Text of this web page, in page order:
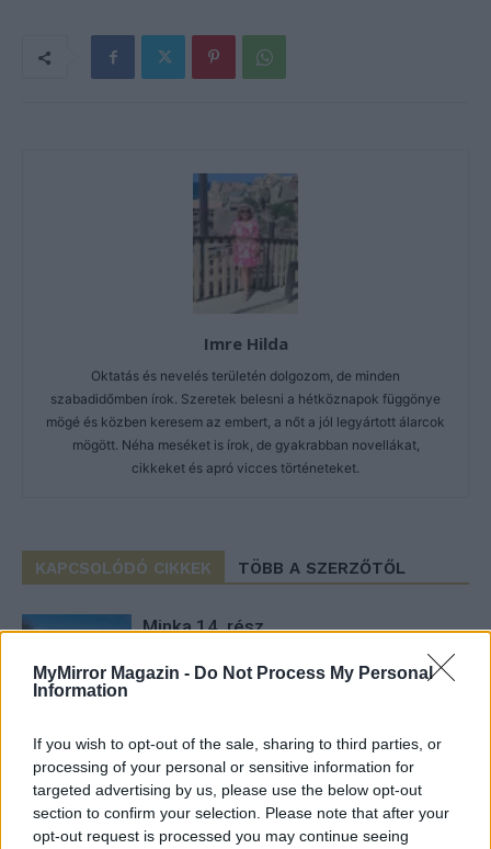
MyMirror Magazin - Do Not Process My Personal
Information
If you wish to opt-out of the sale, sharing to third parties, or
processing of your personal or sensitive information for
targeted advertising by us, please use the below opt-out
section to confirm your selection. Please note that after your
opt-out request is processed you may continue seeing
Imre Hilda
Oktatás és nevelés területén dolgozom, de minden
szabadidőmben írok. Szeretek belesni a hétköznapok függönye
mögé és közben keresem az embert, a nőt a jól legyártott álarcok
mögött. Néha meséket is írok, de gyakrabban novellákat,
cikkeket és apró vicces történeteket.
KAPCSOLÓDÓ CIKKEK TÖBB A SZERZŐTŐL
Minka 14. rész
Halál a Tresco-szigeten – A Josh